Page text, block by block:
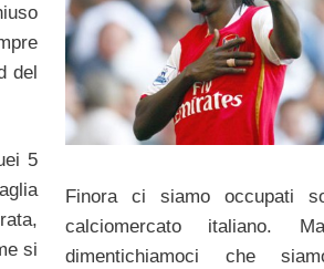
del
5
si
Finora ci siamo occupati
calciomercato italiano.
dimentichiamoci che